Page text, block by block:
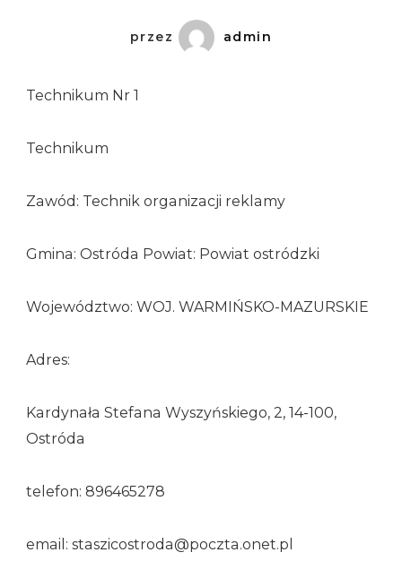
przez admin
Technikum Nr 1
Technikum
Zawód: Technik organizacji reklamy
Gmina: Ostróda Powiat: Powiat ostródzki
Województwo: WOJ. WARMIŃSKO-MAZURSKIE
Adres:
Kardynała Stefana Wyszyńskiego, 2, 14-100,
Ostróda
telefon: 896465278
email: staszicostroda@poczta.onet.pl